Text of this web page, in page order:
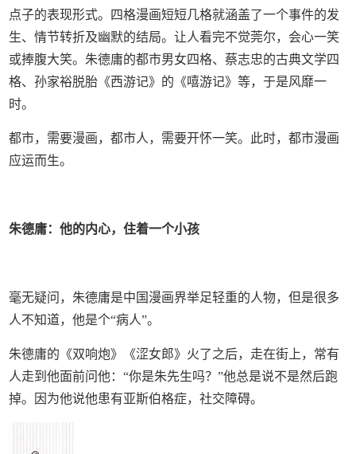
点子的表现形式。四格漫画短短几格就涵盖了一个事件的发
生、情节转折及幽默的结局。让人看完不觉莞尔，会心一笑
或捧腹大笑。朱德庸的都市男女四格、蔡志忠的古典文学四
格、孙家裕脱胎《西游记》的《嘻游记》等，于是风靡一
时。
都市，需要漫画，都市人，需要开怀一笑。此时，都市漫画
应运而生。
朱德庸：他的内心，住着一个小孩
毫无疑问，朱德庸是中国漫画界举足轻重的人物，但是很多
人不知道，他是个“病人”。
朱德庸的《双响炮》《涩女郎》火了之后，走在街上，常有
人走到他面前问他：“你是朱先生吗？”他总是说不是然后跑
掉。因为他说他患有亚斯伯格症，社交障碍。